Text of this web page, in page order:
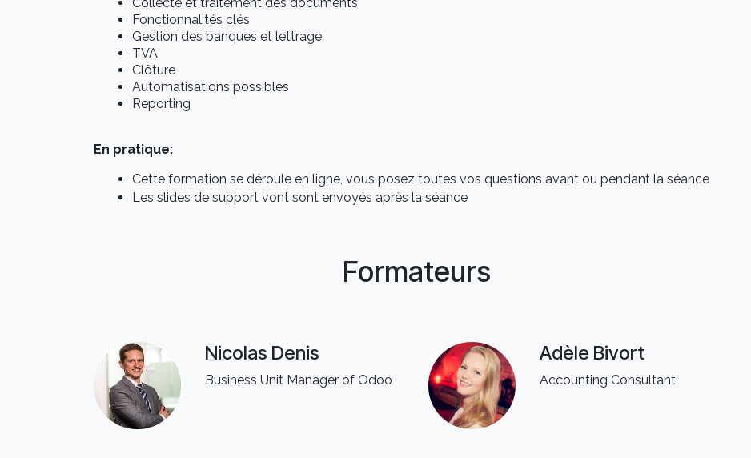
Fonctionnalités clés
Gestion des banques et lettrage
TVA
Clôture
Automatisations possibles
Reporting
En pratique:
Cette formation se déroule en ligne, vous posez toutes vos questions avant ou pendant la séance
Les slides de support vont sont envoyés après la séance
Formateurs
Nicolas Denis
Business Unit Manager of Odoo
Adèle Bivort
Accounting Consultant